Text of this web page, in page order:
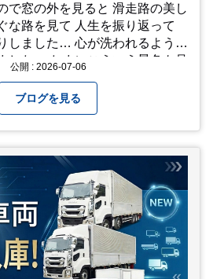
外を見ると 滑走路の美し
人生を振り返って
が洗われるような
ういう景色も見
様方くれぐれもご自愛ください
公開 : 2026-07-06
ブログを見る